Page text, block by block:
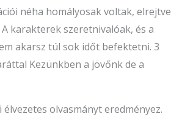
néha homályosak voltak, elrejtve
karakterek szeretnivalóak, és a
akarsz túl sok időt befektetni. 3
Kezünkben a jövőnk de a
olvasmányt eredményez.